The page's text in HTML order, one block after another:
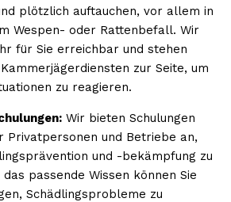
plötzlich auftauchen, vor allem in
Wespen- oder Rattenbefall. Wir
für Sie erreichbar und stehen
zur Seite, um
zu reagieren.
Wir bieten Schulungen
Privatpersonen und Betriebe an,
und -bekämpfung zu
passende Wissen können Sie
Schädlingsprobleme zu